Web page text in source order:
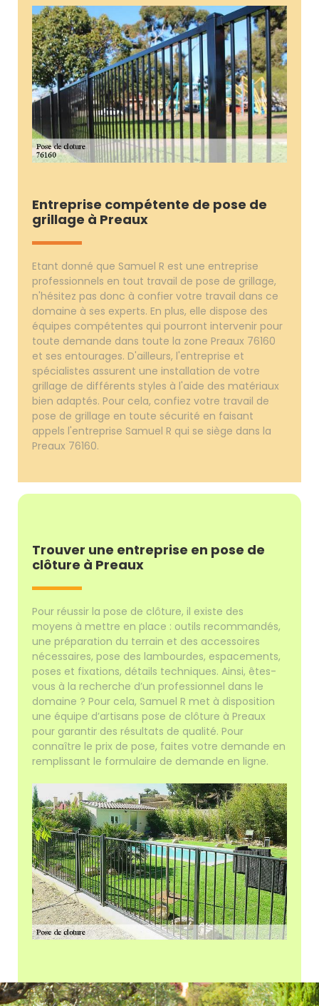
Entreprise compétente de pose de
grillage à Preaux
Etant donné que Samuel R est une entreprise
professionnels en tout travail de pose de grillage,
n'hésitez pas donc à confier votre travail dans ce
domaine à ses experts. En plus, elle dispose des
équipes compétentes qui pourront intervenir pour
toute demande dans toute la zone Preaux 76160
et ses entourages. D'ailleurs, l'entreprise et
spécialistes assurent une installation de votre
grillage de différents styles à l'aide des matériaux
bien adaptés. Pour cela, confiez votre travail de
pose de grillage en toute sécurité en faisant
appels l'entreprise Samuel R qui se siège dans la
Preaux 76160.
Trouver une entreprise en pose de
clôture à Preaux
Pour réussir la pose de clôture, il existe des
moyens à mettre en place : outils recommandés,
une préparation du terrain et des accessoires
nécessaires, pose des lambourdes, espacements,
poses et fixations, détails techniques. Ainsi, êtes-
vous à la recherche d’un professionnel dans le
domaine ? Pour cela, Samuel R met à disposition
une équipe d’artisans pose de clôture à Preaux
pour garantir des résultats de qualité. Pour
connaître le prix de pose, faites votre demande en
remplissant le formulaire de demande en ligne.